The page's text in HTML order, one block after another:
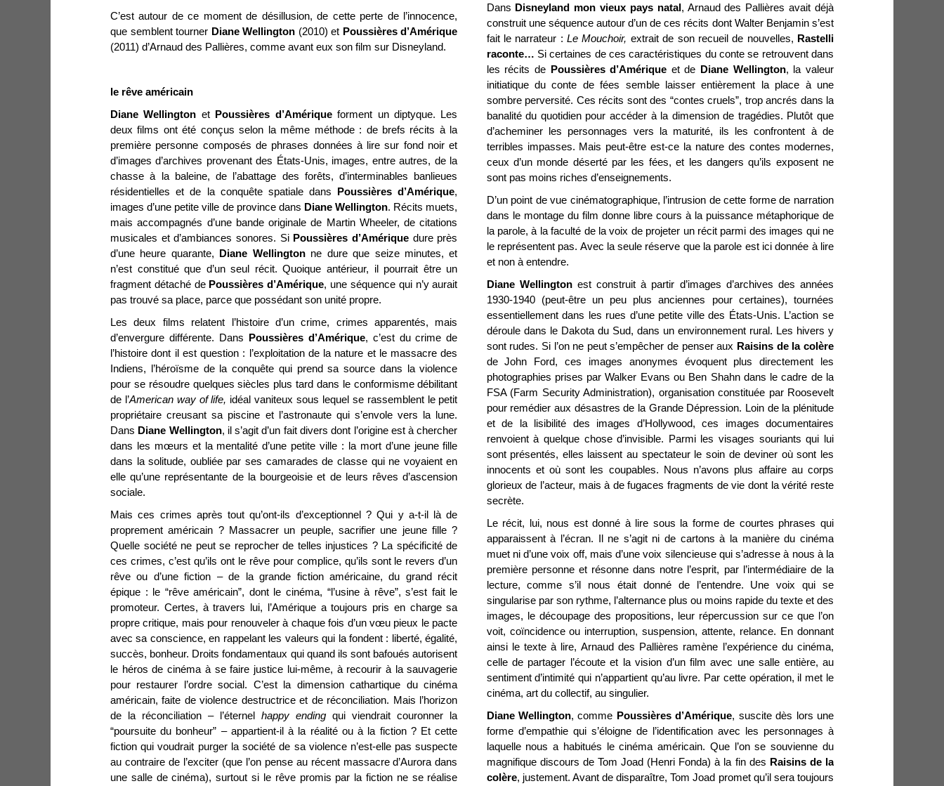
C’est autour de ce moment de désillusion, de cette perte de l’innocence,
que semblent tourner Diane Wellington (2010) et Poussières d’Amérique
(2011) d’Arnaud des Pallières, comme avant eux son film sur Disneyland.
le rêve américain
Diane Wellington et Poussières d’Amériqueforment un diptyque. Les
deux films ont été conçus selon la même méthode : de brefs récits à la
première personne composés de phrases données à lire sur fond noir et
d’images d’archives provenant des États-Unis, images, entre autres, de la
chasse à la baleine, de l’abattage des forêts, d’interminables banlieues
résidentielles et de la conquête spatiale dans
Poussières d’Amérique,
images d’une petite ville de province dans Diane Wellington. Récits muets,
mais accompagnés d’une bande originale de Martin Wheeler, de citations
musicales et d’ambiances sonores. Si Poussières d’Amérique dure près
d’une heure quarante,
Diane Wellingtonne dure que seize minutes, et
n’est constitué que d’un seul récit. Quoique antérieur, il pourrait être un
fragment détaché de Poussières d’Amérique, une séquence qui n’y aurait
pas trouvé sa place, parce que possédant son unité propre.
Les deux films relatent l’histoire d’un crime, crimes apparentés, mais
d’envergure différente. Dans
Poussières d’Amérique, c’est du crime de
l’histoire dont il est question : l’exploitation de la nature et le massacre des
Indiens, l’héroïsme de la conquête qui prend sa source dans la violence
pour se résoudre quelques siècles plus tard dans le conformisme débilitant
de l’American way of life, idéal vaniteux sous lequel se rassemblent le petit
propriétaire creusant sa piscine et l’astronaute qui s’envole vers la lune.
Dans Diane Wellington, il s’agit d’un fait divers dont l’origine est à chercher
dans les mœurs et la mentalité d’une petite ville : la mort d’une jeune fille
dans la solitude, oubliée par ses camarades de classe qui ne voyaient en
elle qu’une représentante de la bourgeoisie et de leurs rêves d’ascension
sociale.
Mais ces crimes après tout qu’ont-ils d’exceptionnel ? Qui y a-t-il là de
proprement américain ? Massacrer un peuple, sacrifier une jeune fille ?
Quelle société ne peut se reprocher de telles injustices ? La spécificité de
ces crimes, c’est qu’ils ont le rêve pour complice, qu’ils sont le revers d’un
rêve ou d’une fiction – de la grande fiction américaine, du grand récit
épique : le “rêve américain”, dont le cinéma, “l’usine à rêve”, s’est fait le
promoteur. Certes, à travers lui, l’Amérique a toujours pris en charge sa
propre critique, mais pour renouveler à chaque fois d’un vœu pieux le pacte
avec sa conscience, en rappelant les valeurs qui la fondent : liberté, égalité,
succès, bonheur. Droits fondamentaux qui quand ils sont bafoués autorisent
le héros de cinéma à se faire justice lui-même, à recourir à la sauvagerie
pour restaurer l’ordre social. C’est la dimension cathartique du cinéma
américain, faite de violence destructrice et de réconciliation. Mais l’horizon
de la réconciliation – l’éternelhappy ending qui viendrait couronner la
“poursuite du bonheur” – appartient-il à la réalité ou à la fiction ? Et cette
fiction qui voudrait purger la société de sa violence n’est-elle pas suspecte
au contraire de l’exciter (que l’on pense au récent massacre d’Aurora dans
une salle de cinéma), surtout si le rêve promis par la fiction ne se réalise
Dans Disneyland mon vieux pays natal , Arnaud des Pallières avait déjà
construit une séquence autour d’un de ces récits dont Walter Benjamin s’est
fait le narrateur :Le Mouchoir, extrait de son recueil de nouvelles, Rastelli
raconte… Si certaines de ces caractéristiques du conte se retrouvent dans
les récits de
Poussières d’Amérique et de Diane Wellington, la valeur
initiatique du conte de fées semble laisser entièrement la place à une
sombre perversité. Ces récits sont des “contes cruels”, trop ancrés dans la
banalité du quotidien pour accéder à la dimension de tragédies. Plutôt que
d’acheminer les personnages vers la maturité, ils les confrontent à de
terribles impasses. Mais peut-être est-ce la nature des contes modernes,
ceux d’un monde déserté par les fées, et les dangers qu’ils exposent ne
sont pas moins riches d’enseignements.
D’un point de vue cinématographique, l’intrusion de cette forme de narration
dans le montage du film donne libre cours à la puissance métaphorique de
la parole, à la faculté de la voix de projeter un récit parmi des images qui ne
le représentent pas. Avec la seule réserve que la parole est ici donnée à lire
et non à entendre.
Diane Wellingtonest construit à partir d’images d’archives des années
1930-1940 (peut-être un peu plus anciennes pour certaines), tournées
essentiellement dans les rues d’une petite ville des États-Unis. L’action se
déroule dans le Dakota du Sud, dans un environnement rural. Les hivers y
sont rudes. Si l’on ne peut s’empêcher de penser aux Raisins de la colère
de John Ford, ces images anonymes évoquent plus directement les
photographies prises par Walker Evans ou Ben Shahn dans le cadre de la
FSA (Farm Security Administration), organisation constituée par Roosevelt
pour remédier aux désastres de la Grande Dépression. Loin de la plénitude
et de la lisibilité des images d’Hollywood, ces images documentaires
renvoient à quelque chose d’invisible. Parmi les visages souriants qui lui
sont présentés, elles laissent au spectateur le soin de deviner où sont les
innocents et où sont les coupables. Nous n’avons plus affaire au corps
glorieux de l’acteur, mais à de fugaces fragments de vie dont la vérité reste
secrète.
Le récit, lui, nous est donné à lire sous la forme de courtes phrases qui
apparaissent à l’écran. Il ne s’agit ni de cartons à la manière du cinéma
muet ni d’une voix off, mais d’une voix silencieuse qui s’adresse à nous à la
première personne et résonne dans notre l’esprit, par l’intermédiaire de la
lecture, comme s’il nous était donné de l’entendre. Une voix qui se
singularise par son rythme, l’alternance plus ou moins rapide du texte et des
images, le découpage des propositions, leur répercussion sur ce que l’on
voit, coïncidence ou interruption, suspension, attente, relance. En donnant
ainsi le texte à lire, Arnaud des Pallières ramène l’expérience du cinéma,
celle de partager l’écoute et la vision d’un film avec une salle entière, au
sentiment d’intimité qui n’appartient qu’au livre. Par cette opération, il met le
cinéma, art du collectif, au singulier.
Diane Wellington, comme Poussières d’Amérique, suscite dès lors une
forme d’empathie qui s’éloigne de l’identification avec les personnages à
laquelle nous a habitués le cinéma américain. Que l’on se souvienne du
magnifique discours de Tom Joad (Henri Fonda) à la fin des Raisins de la
colère, justement. Avant de disparaître, Tom Joad promet qu’il sera toujours